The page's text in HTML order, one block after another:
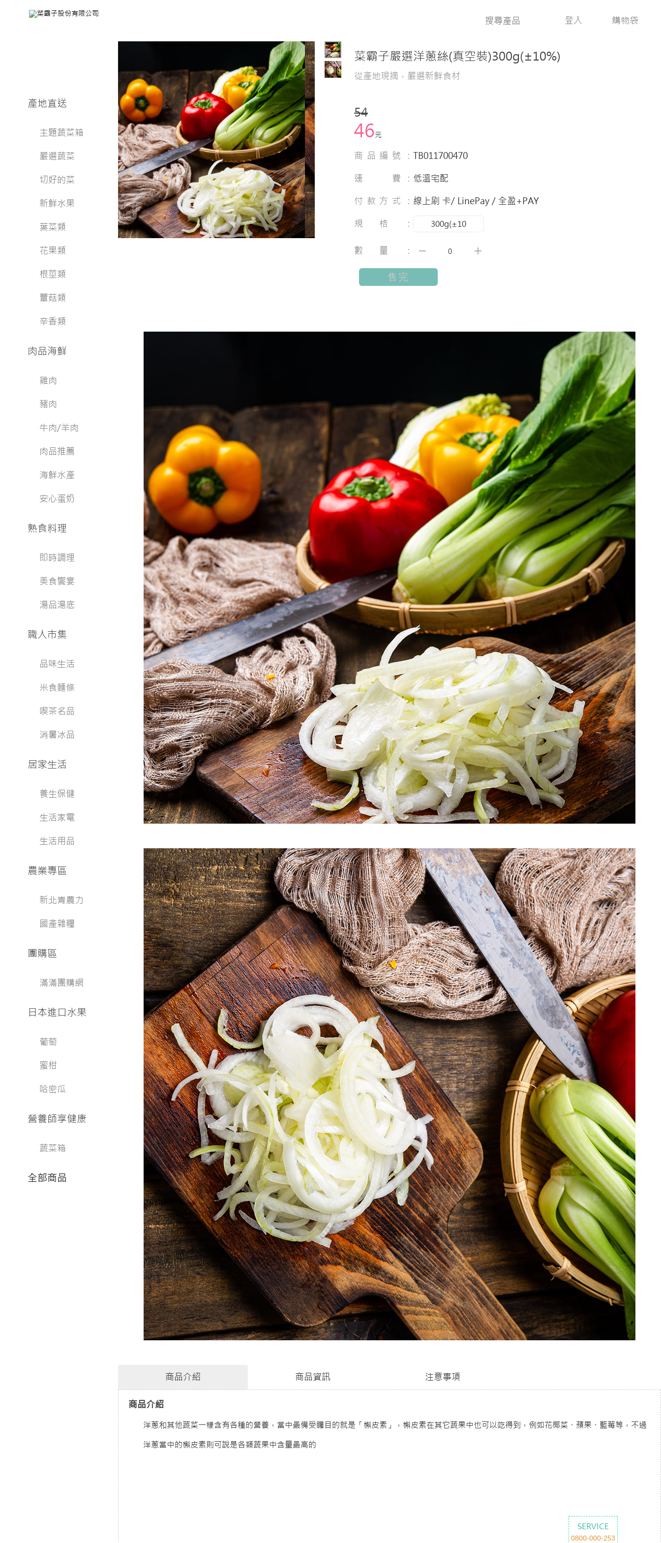
產地直送
主題蔬菜箱
嚴選蔬菜
切好的菜
新鮮水果
葉菜類
花果類
根莖類
蕈菇類
辛香類
肉品海鮮
雞肉
豬肉
牛肉/羊肉
肉品推薦
海鮮水產
安心蛋奶
熟食料理
即時調理
美食饗宴
湯品湯底
職人市集
品味生活
米食麵條
喫茶名品
消暑冰品
居家生活
養生保健
生活家電
生活用品
農業專區
新北青農力
國產雜糧
團購區
滿滿團購網
日本進口水果
葡萄
蜜柑
哈密瓜
營養師享健康
蔬菜箱
全部商品
登入 購物袋
菜霸子嚴選洋蔥絲(真空裝)300g(±10%)
從產地現摘，嚴選新鮮食材
54
46元
商品編號： TB011700470
運 費： 低溫宅配
付款方式： 線上刷 卡/ LinePay / 全盈+PAY
規格：
300g(±10
數量：
售完
商品介紹 商品資訊 注意事項
商品介紹
洋蔥和其他蔬菜一樣含有各種的營養，當中最備受矚目的就是「槲皮素」，槲皮素在其它蔬果中也可以吃得到，例如花椰菜、蘋果、藍莓等，不過
洋蔥當中的槲皮素則可說是各類蔬果中含量最高的
SERVICE
0800-000-253